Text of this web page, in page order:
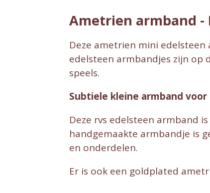
Ametrien armband -
Deze ametrien mini
edelsteen armbandjes zijn op
speels.
Subtiele kleine armband
Deze rvs edelsteen armband
handgemaakte armbandje is
en onderdelen.
Er is ook een goldplated